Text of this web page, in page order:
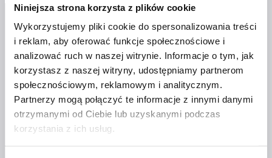
Niniejsza strona korzysta z plików cookie
Wykorzystujemy pliki cookie do spersonalizowania treści
i reklam, aby oferować funkcje społecznościowe i
analizować ruch w naszej witrynie. Informacje o tym, jak
korzystasz z naszej witryny, udostępniamy partnerom
społecznościowym, reklamowym i analitycznym.
Partnerzy mogą połączyć te informacje z innymi danymi
otrzymanymi od Ciebie lub uzyskanymi podczas
korzystania z ich usług.
wykorzystać
urlop
dla
rozwoju?
Profil facebook Czerwona
Szpilka
Profil instagram Czerwona
Szpilka